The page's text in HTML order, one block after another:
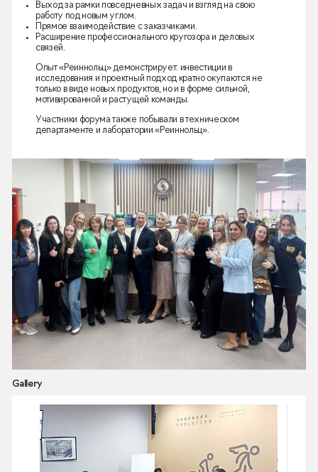
Выход за рамки повседневных задач и взгляд на свою
работу под новым углом.
Прямое взаимодействие с заказчиками.
Расширение профессионального кругозора и деловых
связей.
Опыт «Реиннольц» демонстрирует: инвестиции в
исследования и проектный подход кратно окупаются не
только в виде новых продуктов, но и в форме сильной,
мотивированной и растущей команды.
Участники форума также побывали в техническом
департаменте и лаборатории «Реиннольц».
Gallery